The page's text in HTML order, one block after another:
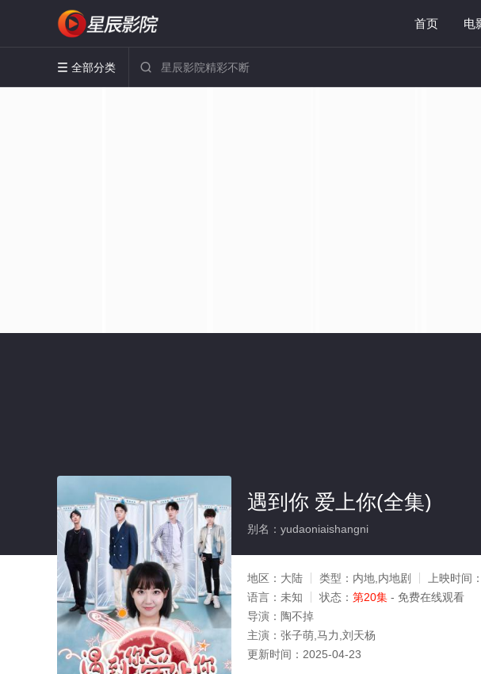
首页 电
 全部分类 
遇到你 爱上你(全集)
别名：yudaoniaishangni
地区： 大陆 类型： 内地,内地剧 上映时间：
语言： 未知 状态： 第20集 - 免费在线观看
导演： 陶不掉
主演： 张子萌,马力,刘天杨
更新时间： 2025-04-23